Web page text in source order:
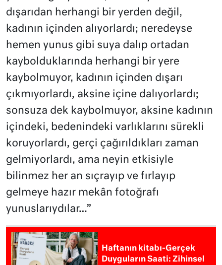
dışarıdan herhangi bir yerden değil,
kadının içinden alıyorlardı; neredeyse
hemen yunus gibi suya dalıp ortadan
kaybolduklarında herhangi bir yere
kaybolmuyor, kadının içinden dışarı
çıkmıyorlardı, aksine içine dalıyorlardı;
sonsuza dek kaybolmuyor, aksine kadının
içindeki, bedenindeki varlıklarını sürekli
koruyorlardı, gerçi çağırıldıkları zaman
gelmiyorlardı, ama neyin etkisiyle
bilinmez her an sıçrayıp ve fırlayıp
gelmeye hazır mekân fotoğrafı
yunuslarıydılar…”
Haftanın kitabı-Gerçek
Duyguların Saati: Zihinsel